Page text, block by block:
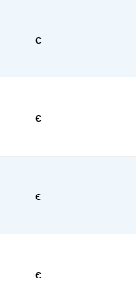
є
є
є
є